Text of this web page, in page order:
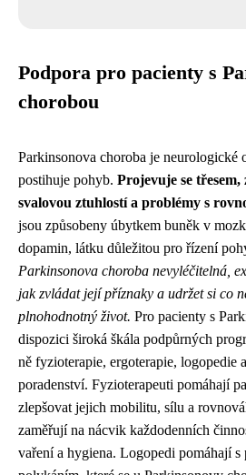
Podpora pro pacienty s
chorobou
Parkinsonova choroba je neurologické
postihuje pohyb. Projevuje se
svalovou ztuhlostí a problémy s
jsou způsobeny úbytkem buněk v
dopamin, látku důležitou pro řízení
Parkinsonova choroba nevyléčitelná,
jak zvládat její příznaky a udržet si co
plnohodnotný život. Pro pacienty s
dispozici široká škála podpůrných
ně fyzioterapie, ergoterapie, logopedie
poradenství. Fyzioterapeuti pomáhají
zlepšovat jejich mobilitu, sílu a
zaměřují na nácvik každodenních
vaření a hygiena. Logopedi pomáhají s